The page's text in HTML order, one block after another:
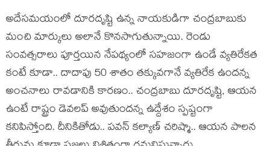
అదేస‌మ‌యంలో దూర‌దృష్టి ఉన్న నాయ‌కుడిగా చంద్ర‌బాబుకు
మంచి మార్కులు అలానే కొన‌సాగుతున్నాయి. రెండు
సంవ‌త్స‌రాలు పూర్త‌యిన నేప‌థ్యంలో స‌హ‌జంగా ఉండే వ్య‌తిరేక‌త
కంటే కూడా.. దాదాపు 50 శాతం త‌క్కువ‌గానే వ్య‌తిరేక ఉంద‌న్న
అంచ‌నాలు రావ‌డానికి కార‌ణం.. చంద్ర‌బాబు దూర‌దృష్టి, ఆయ‌న
ఉంటే రాష్ట్రం డెవ‌ల‌ప్ అవుతుంద‌న్న ఉద్దేశం స్ప‌ష్టంగా
క‌నిపిస్తోంది. దీనికితోడు.. ప‌వ‌న్ క‌ల్యాణ్ చ‌రిష్మా.. ఆయ‌న పాల‌న